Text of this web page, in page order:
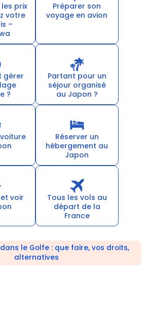
prix
votre
–
Préparer son
voyage en avion
gérer
?
Partant pour un
séjour organisé
au Japon ?
Réserver un
hébergement au
Japon
voir
Tous les vols au
départ de la
France
le Golfe : que faire, vos droits,
alternatives